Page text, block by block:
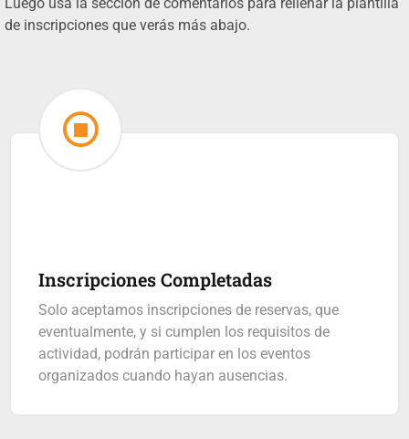
de inscripciones que verás más abajo.
Inscripciones Completadas
Solo aceptamos inscripciones de reservas, que
eventualmente, y si cumplen los requisitos de
actividad, podrán participar en los eventos
organizados cuando hayan ausencias.